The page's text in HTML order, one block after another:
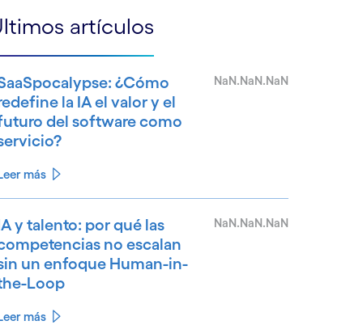
artículos
¿Cómo
la IA el valor y el
del software como
NaN.NaN.NaN
más
y talento: por qué las
no escalan
un enfoque Human-in-
Loop
NaN.NaN.NaN
más